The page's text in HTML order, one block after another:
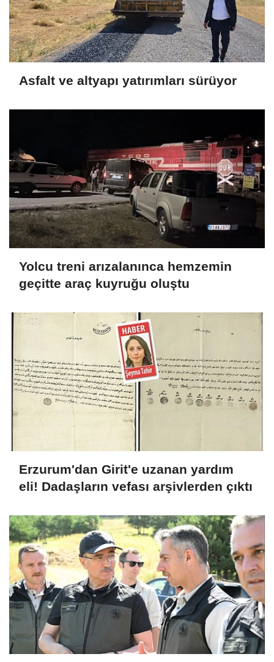
Asfalt ve altyapı yatırımları sürüyor
Yolcu treni arızalanınca hemzemin
geçitte araç kuyruğu oluştu
Erzurum'dan Girit'e uzanan yardım
eli! Dadaşların vefası arşivlerden çıktı